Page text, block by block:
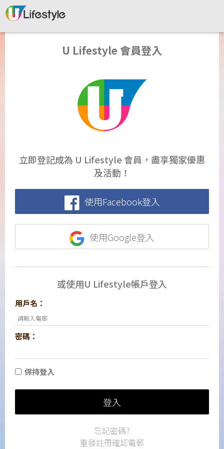
U Lifestyle 會員登入
立即登記成為 U Lifestyle 會員，盡享獨家優惠
及活動！
使用Facebook登入
使用Google登入
或使用U Lifestyle帳戶登入
用戶名：
密碼：
保持登入
登入
忘記密碼?
重發註冊確認電郵